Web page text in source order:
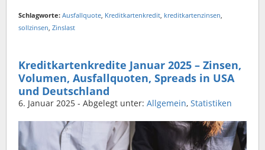
Schlagworte: Ausfallquote, Kreditkartenkredit, kreditkartenzinsen,
sollzinsen, Zinslast
Kreditkartenkredite Januar 2025 – Zinsen,
Volumen, Ausfallquoten, Spreads in USA
und Deutschland
6. Januar 2025 - Abgelegt unter: Allgemein, Statistiken